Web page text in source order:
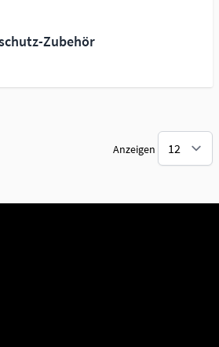
Zubehör
Anzeigen